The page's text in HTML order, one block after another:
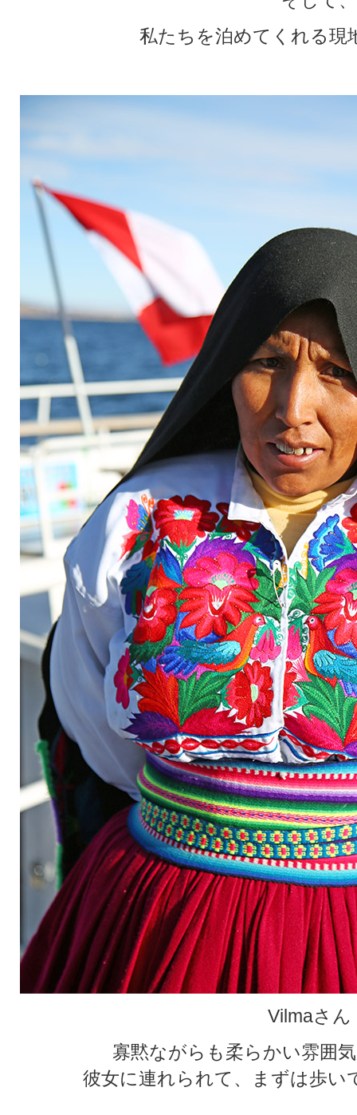
私たちを泊めてくれる現
Vilmaさん
寡黙ながらも柔らかい雰囲
彼女に連れられて、まずは歩い